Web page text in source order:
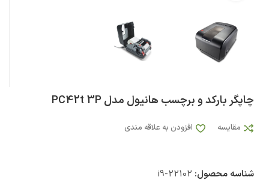
چاپگر بارکد و برچسب هانیول مدل PC42t 3P
مقایسه افزودن به علاقه مندی
شناسه محصول: i9-22102